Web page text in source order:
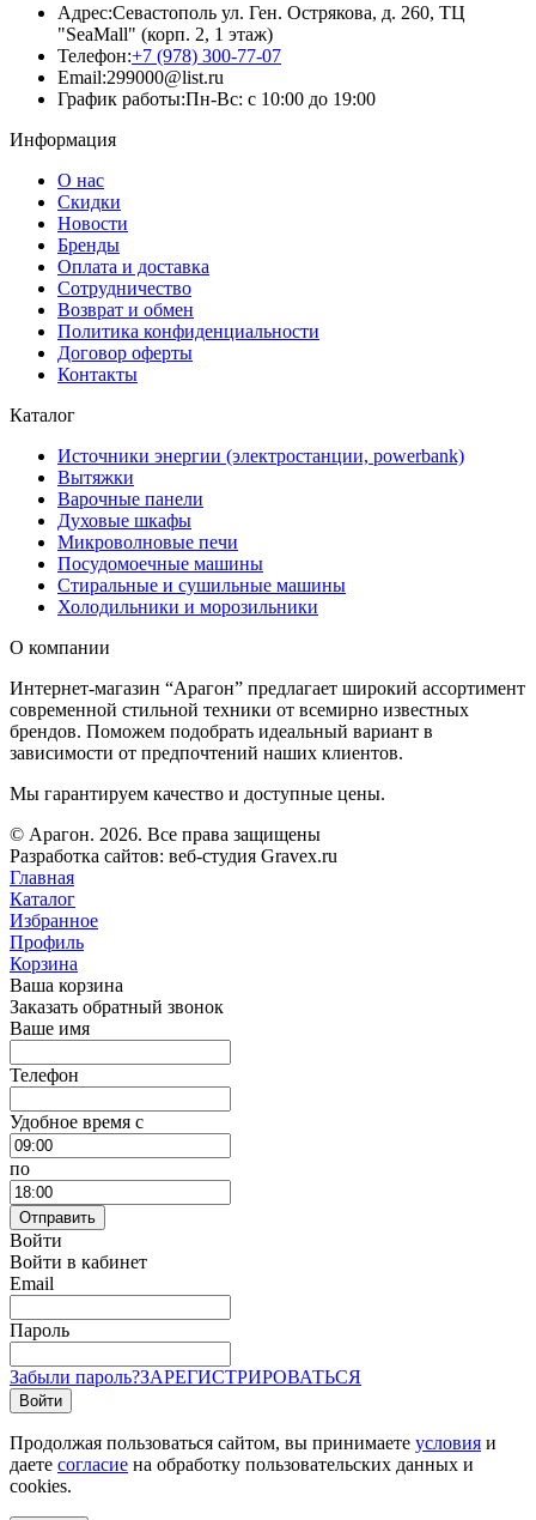
Адрес:Севастополь ул. Ген. Острякова, д. 260, ТЦ
"SeaMall" (корп. 2, 1 этаж)
Телефон:+7 (978) 300-77-07
Email:299000@list.ru
График работы:Пн-Вс: с 10:00 до 19:00
Информация
О нас
Скидки
Новости
Бренды
Оплата и доставка
Сотрудничество
Возврат и обмен
Политика конфиденциальности
Договор оферты
Контакты
Каталог
Источники энергии (электростанции, powerbank)
Вытяжки
Варочные панели
Духовые шкафы
Микроволновые печи
Посудомоечные машины
Стиральные и сушильные машины
Холодильники и морозильники
О компании
Интернет-магазин “Арагон” предлагает широкий ассортимент
современной стильной техники от всемирно известных
брендов. Поможем подобрать идеальный вариант в
зависимости от предпочтений наших клиентов.
Мы гарантируем качество и доступные цены.
© Арагон. 2026. Все права защищены
Разработка сайтов: веб-студия Gravex.ru
Главная
Каталог
Избранное
Профиль
Корзина
Ваша корзина
Заказать обратный звонок
Ваше имя
Телефон
Удобное время c
по
Отправить
Войти
Войти в кабинет
Email
Пароль
Забыли пароль?ЗАРЕГИСТРИРОВАТЬСЯ
Войти
Продолжая пользоваться сайтом, вы принимаете условия и
даете согласие на обработку пользовательских данных и
cookies.